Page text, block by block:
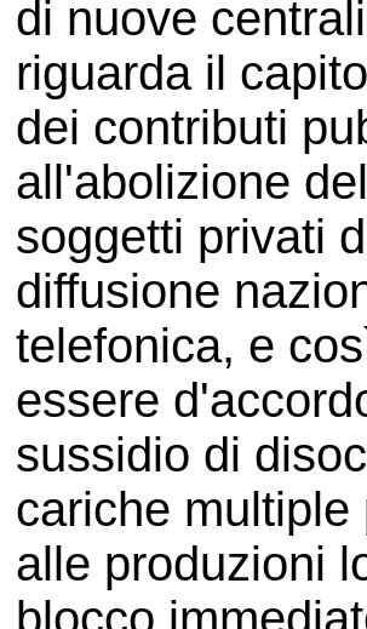
di nuove
riguarda il
dei contributi
all'abolizione
soggetti privati
diffusione
telefonica, e
essere
sussidio di
cariche
alle produzioni
blocco